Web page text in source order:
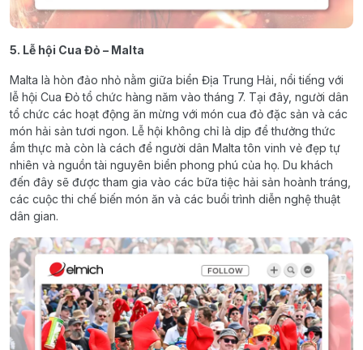
5. Lễ hội Cua Đỏ – Malta
Malta là hòn đảo nhỏ nằm giữa biển Địa Trung Hải, nổi tiếng với
lễ hội Cua Đỏ tổ chức hàng năm vào tháng 7. Tại đây, người dân
tổ chức các hoạt động ăn mừng với món cua đỏ đặc sản và các
món hải sản tươi ngon. Lễ hội không chỉ là dịp để thưởng thức
ẩm thực mà còn là cách để người dân Malta tôn vinh vẻ đẹp tự
nhiên và nguồn tài nguyên biển phong phú của họ. Du khách
đến đây sẽ được tham gia vào các bữa tiệc hải sản hoành tráng,
các cuộc thi chế biến món ăn và các buổi trình diễn nghệ thuật
dân gian.